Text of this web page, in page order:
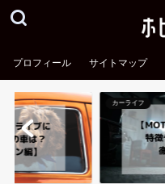
プロフィール サイトマップ
カーライフ